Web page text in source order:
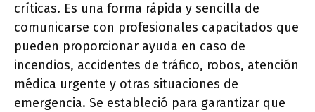
críticas. Es una forma rápida y sencilla de
comunicarse con profesionales capacitados que
pueden proporcionar ayuda en caso de
incendios, accidentes de tráfico, robos, atención
médica urgente y otras situaciones de
emergencia. Se estableció para garantizar que